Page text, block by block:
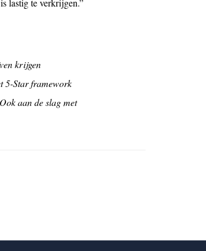
lastig te verkrijgen.”
krijgen
5-Star framework
aan de slag met